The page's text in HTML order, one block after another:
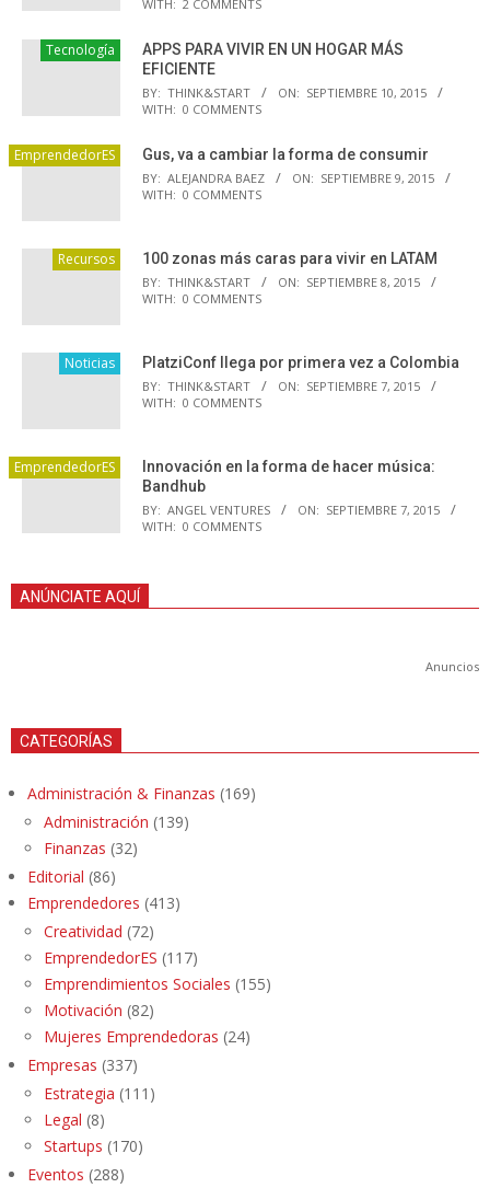
WITH: 2 COMMENTS
Tecnología
APPS PARA VIVIR EN UN HOGAR MÁS
EFICIENTE
BY: THINK&START ON: SEPTIEMBRE 10, 2015
WITH: 0 COMMENTS
EmprendedorES Gus, va a cambiar la forma de consumir
BY: ALEJANDRA BAEZ ON: SEPTIEMBRE 9, 2015
WITH: 0 COMMENTS
Recursos 100 zonas más caras para vivir en LATAM
BY: THINK&START ON: SEPTIEMBRE 8, 2015
WITH: 0 COMMENTS
Noticias PlatziConf llega por primera vez a Colombia
BY: THINK&START ON: SEPTIEMBRE 7, 2015
WITH: 0 COMMENTS
EmprendedorES
Innovación en la forma de hacer música:
Bandhub
BY: ANGEL VENTURES ON: SEPTIEMBRE 7, 2015
WITH: 0 COMMENTS
ANÚNCIATE AQUÍ
Anuncios
CATEGORÍAS
Administración & Finanzas (169)
Administración (139)
Finanzas (32)
Editorial (86)
Emprendedores (413)
Creatividad (72)
EmprendedorES (117)
Emprendimientos Sociales (155)
Motivación (82)
Mujeres Emprendedoras (24)
Empresas (337)
Estrategia (111)
Legal (8)
Startups (170)
Eventos (288)